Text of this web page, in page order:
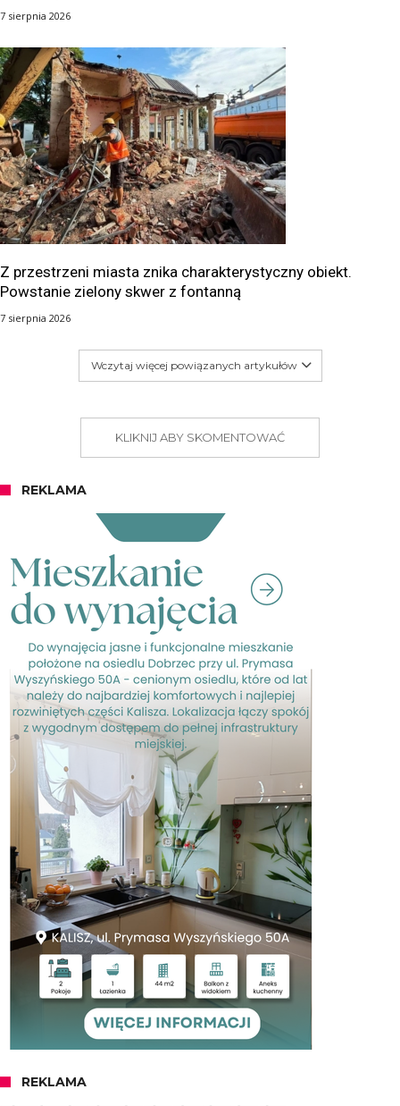
7 sierpnia 2026
Z przestrzeni miasta znika charakterystyczny obiekt.
Powstanie zielony skwer z fontanną
7 sierpnia 2026
Wczytaj więcej powiązanych artykułów
KLIKNIJ ABY SKOMENTOWAĆ
REKLAMA
REKLAMA